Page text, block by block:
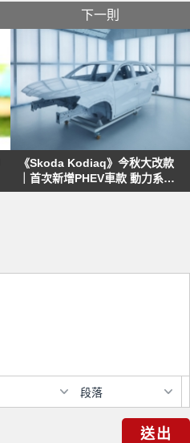
下一則
《Skoda Kodiaq》今秋大改款
｜首次新增PHEV車款 動力系統
全面油電化
段落
送出